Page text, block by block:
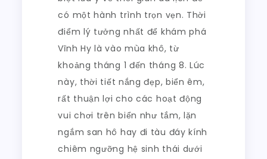
có một hành trình trọn vẹn. Thời
điểm lý tưởng nhất để khám phá
Vĩnh Hy là vào mùa khô, từ
khoảng tháng 1 đến tháng 8. Lúc
này, thời tiết nắng đẹp, biển êm,
rất thuận lợi cho các hoạt động
vui chơi trên biển như tắm, lặn
ngắm san hô hay đi tàu đáy kính
chiêm ngưỡng hệ sinh thái dưới